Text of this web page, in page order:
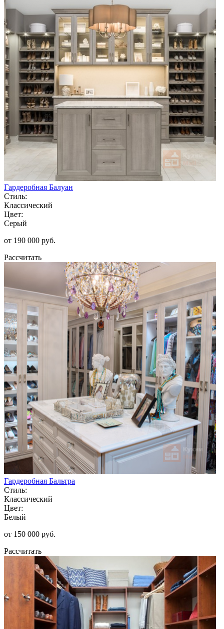
Гардеробная Балуан
Стиль:
Классический
Цвет:
Серый
от 190 000 руб.
Рассчитать
Гардеробная Бальтра
Стиль:
Классический
Цвет:
Белый
от 150 000 руб.
Рассчитать